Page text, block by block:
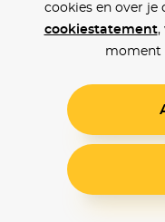
cookies en over je
cookiestatement,
moment